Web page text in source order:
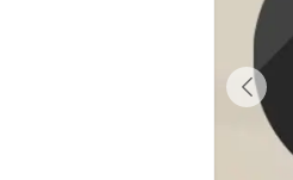
Previous